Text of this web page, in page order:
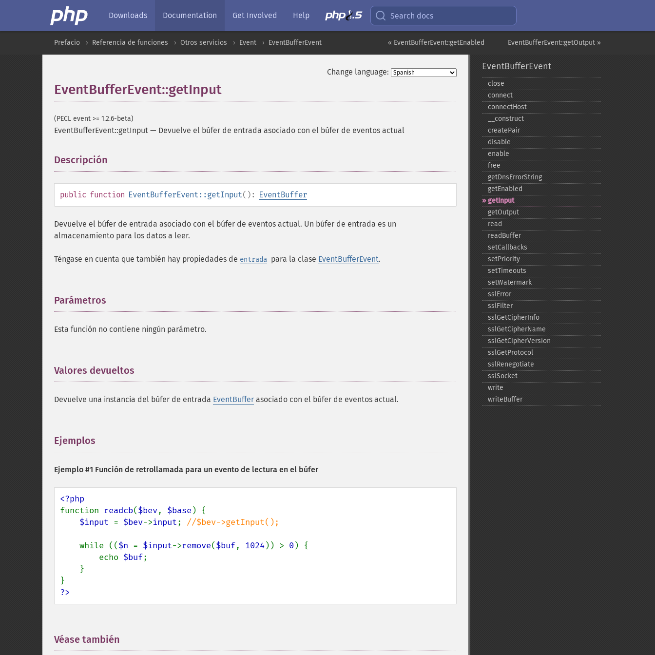
Downloads Documentation Get Involved Help Search docs
EventBufferEvent::getOutput »
« EventBufferEvent::getEnabled
Prefacio Referencia de funciones Otros servicios Event EventBufferEvent
Change language:
EventBufferEvent::getInput
(PECL event >= 1.2.6-beta)
EventBufferEvent::getInput — Devuelve el búfer de entrada asociado con el búfer de eventos actual
Descripción
public function EventBufferEvent::getInput(): EventBuffer
Devuelve el búfer de entrada asociado con el búfer de eventos actual. Un búfer de entrada es un
almacenamiento para los datos a leer.
Téngase en cuenta que también hay propiedades de entrada para la clase EventBufferEvent.
Parámetros
Esta función no contiene ningún parámetro.
Valores devueltos
Devuelve una instancia del búfer de entrada EventBuffer asociado con el búfer de eventos actual.
Ejemplos
Ejemplo #1 Función de retrollamada para un evento de lectura en el búfer
function readcb($bev, $base ) {
$input = $bev->input; //$bev->getInput();
while (($n = $input->remove($buf, 1024 )) > 0 ) {
        echo
$buf;
?>
Véase también
EventBufferEvent
close
connect
connectHost
_​_​construct
createPair
disable
enable
free
getDnsErrorString
getEnabled
getInput
getOutput
read
readBuffer
setCallbacks
setPriority
setTimeouts
setWatermark
sslError
sslFilter
sslGetCipherInfo
sslGetCipherName
sslGetCipherVersion
sslGetProtocol
sslRenegotiate
sslSocket
write
writeBuffer